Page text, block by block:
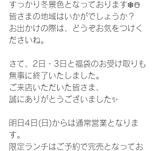
すっかり冬景色となっております❄️☃️
皆さまの地域はいかがでしょうか？
お出かけの際は、どうぞお気をつけく
ださいね。
さて、2日・3日と福袋のお受け取りも
無事に終了いたしました。
ご来店いただいた皆さま、
誠にありがとうございました✨
明日4日(日)からは通常営業となりま
す。
限定ランチはご予約で完売となってお